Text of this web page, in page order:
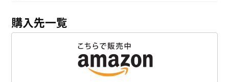
購入先一覧